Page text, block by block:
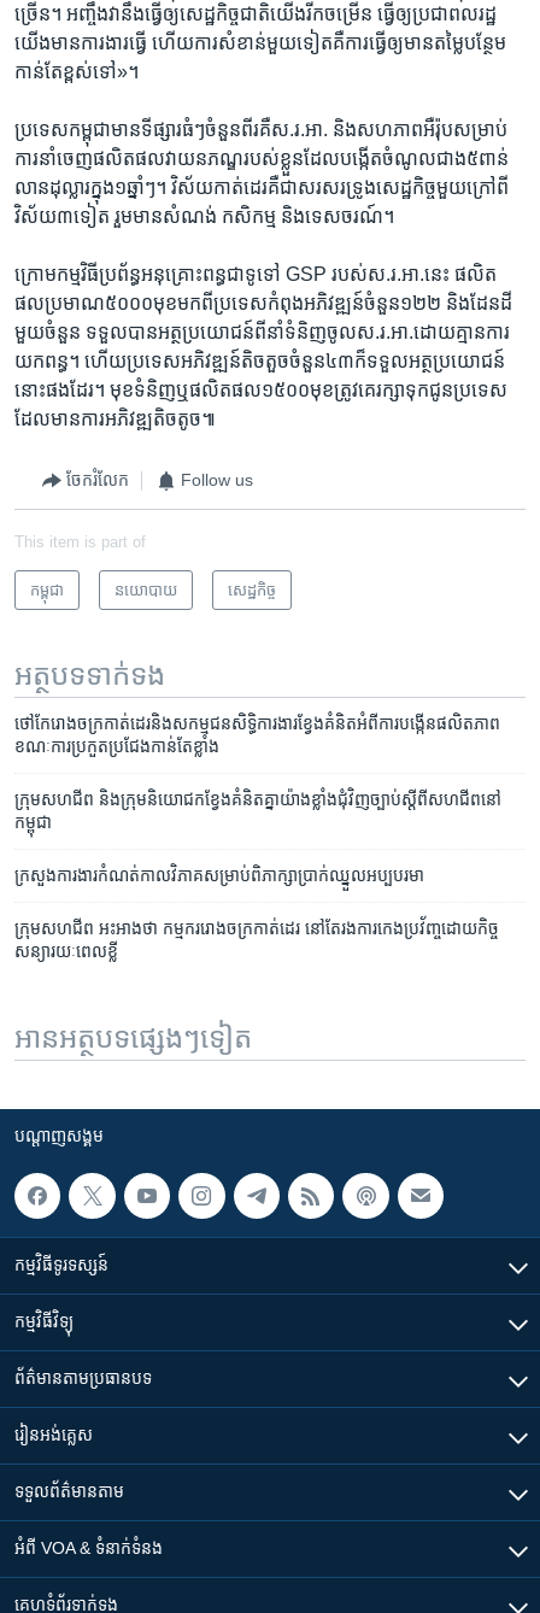
ច្រើន។​ អញ្ចឹង​វា​នឹង​ធ្វើ​ឲ្យ​សេដ្ឋកិច្ច​ជាតិ​យើង​រីក​ចម្រើន ​ធ្វើ​ឲ្យ​ប្រជា​ពលរដ្ឋ​
យើង​មាន​ការងារ​ធ្វើ ​ហើយ​ការ​សំខាន់​មួយ​ទៀត​គឺការ​ធ្វើ​ឲ្យ​មាន​តម្លៃ​បន្ថែម​
កាន់តែ​ខ្ពស់​ទៅ»។​
ប្រទេស​កម្ពុជា​មាន​ទីផ្សារ​ធំៗ​ចំនួន​ពីរ​គឺ​ស.រ.អា.​ ​និង​សហភាព​អឺរ៉ុប​សម្រាប់​
ការនាំ​ចេញ​ផលិត​ផល​វាយន​ភណ្ឌ​របស់​ខ្លួន​ដែល​បង្កើត​ចំណូល​ជាង​៥​ពាន់​
លាន​ដុល្លារ​ក្នុង​១​ឆ្នាំៗ។ ​វិស័យ​កាត់ដេរ​គឺ​ជា​សរសរ​ទ្រូង​សេដ្ឋកិច្ច​មួយ​ក្រៅ​ពី​
វិស័យ៣ទៀត​ រួមមាន​សំណង់ ​កសិកម្ម ​និង​ទេសចរណ៍។​
ក្រោម​កម្ម​វិធី​ប្រព័ន្ធ​អនុគ្រោះពន្ធជា​ទូទៅ ​GSP​ របស់​ស.រ.អា.នេះ​ ​ផលិត​
ផល​ប្រមាណ​៥០០០​មុខ​មកពី​ប្រទេស​កំពុង​អភិវឌ្ឍន៍​ចំនួន​១២២ ​និង​ដែន​ដី​
មួយ​ចំនួន​ ​ទទួលបាន​អត្ថប្រយោជន៍​ពីនាំទំនិញ​ចូល​ស.រ.អា.​ដោយ​គ្មាន​ការ​
យក​ពន្ធ។​ ហើយ​ប្រទេស​អភិវឌ្ឍន៍​តិចតួច​ចំនួន​៤៣​ក៏​ទទួល​អត្ថ​ប្រយោជន៍​
នោះ​ផង​ដែរ។ មុខ​ទំនិញ​ឬ​ផលិត​ផល​១៥០០​មុខត្រូវ​គេ​រក្សា​ទុកជូន​ប្រទេស​
ដែល​មាន​ការ​អភិវឌ្ឍ​តិច​តូច៕
ចែករំលែក Follow us
This item is part of
កម្ពុជា នយោបាយ សេដ្ឋកិច្ច
អត្ថបទ​ទាក់ទង
ថៅកែ​រោងចក្រ​កាត់ដេរ​និង​សកម្មជន​សិទ្ធិ​ការងារ​ខ្វែង​គំនិត​អំពី​ការ​បង្កើន​ផលិតភាព​
ខណៈ​ការ​ប្រកួតប្រជែង​កាន់​តែ​ខ្លាំង
ក្រុម​សហជីព​ និង​ក្រុម​និយោជក​ខ្វែង​គំនិត​គ្នា​យ៉ាង​ខ្លាំង​ជុំវិញ​ច្បាប់​ស្តី​ពី​សហជីព​នៅ​
កម្ពុជា
ក្រសួង​ការងារ​កំណត់​កាលវិភាគ​​សម្រាប់​ពិភាក្សា​ប្រាក់​ឈ្នួល​អប្បបរមា
ក្រុម​សហជីព ​អះអាង​ថា កម្មករ​រោងចក្រ​កាត់​ដេរ​ នៅ​តែ​រង​ការ​កេងប្រវ័ញ្ច​ដោយ​កិច្ច​
សន្យា​រយៈពេល​ខ្លី
អានអត្ថបទផ្សេងៗទៀត
បណ្តាញ​សង្គម
កម្មវិធី​ទូរទស្សន៍
កម្មវិធី​វិទ្យុ
ព័ត៌មាន​តាមប្រធានបទ​
រៀន​​អង់គ្លេស
ទទួល​ព័ត៌មាន​តាម
អំពី​ VOA & ទំនាក់ទំនង
គេហទំព័រ​​ទាក់ទង